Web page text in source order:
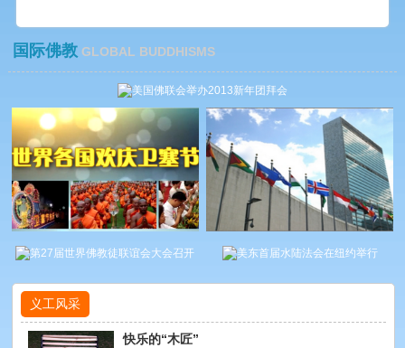
国际佛教GLOBAL BUDDHISMS
义工风采
快乐的“木匠”